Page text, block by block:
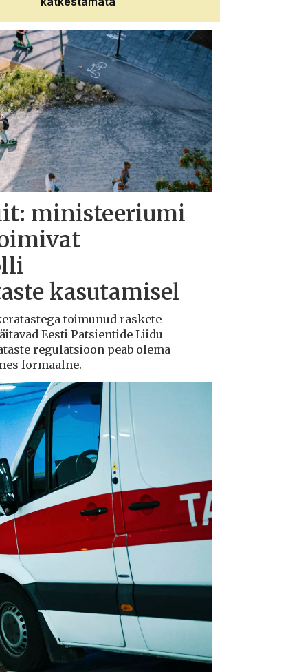
ministeeriumi
kasutamisel
toimunud raskete
Eesti Patsientide Liidu
regulatsioon peab olema
formaalne.